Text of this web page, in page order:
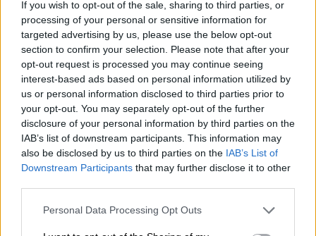
If you wish to opt-out of the sale, sharing to third parties, or
processing of your personal or sensitive information for
targeted advertising by us, please use the below opt-out
section to confirm your selection. Please note that after your
opt-out request is processed you may continue seeing
interest-based ads based on personal information utilized by
us or personal information disclosed to third parties prior to
your opt-out. You may separately opt-out of the further
disclosure of your personal information by third parties on the
IAB’s list of downstream participants. This information may
also be disclosed by us to third parties on the IAB’s List of
Downstream Participants that may further disclose it to other
Personal Data Processing Opt Outs
▌ΤΕΛΕΥΤΑΙΑ ΝΕΑ